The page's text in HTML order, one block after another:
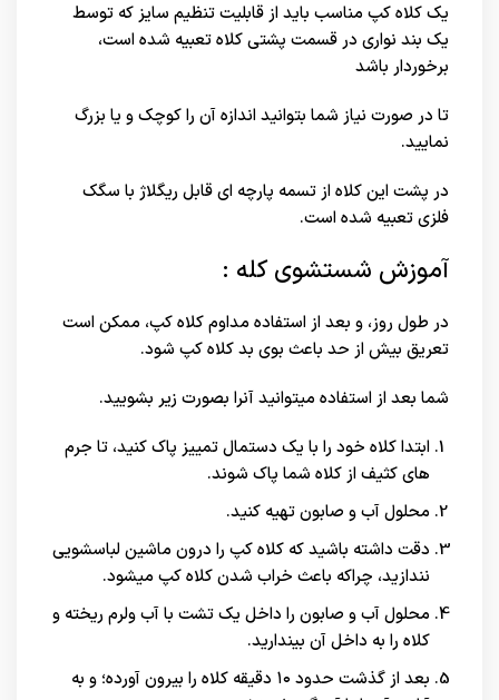
یک کلاه کپ مناسب باید از قابلیت تنظیم سایز که توسط
یک بند نواری در قسمت پشتی کلاه تعبیه شده است،
برخوردار باشد
تا در صورت نیاز شما بتوانید اندازه آن را کوچک و یا بزرگ
نمایید.
در پشت این کلاه از تسمه پارچه ای قابل ریگلاژ با سگک
فلزی تعبیه شده است.
آموزش شستشوی کله :
در طول روز، و بعد از استفاده مداوم کلاه کپ، ممکن است
تعریق بیش از حد باعث بوی بد کلاه کپ شود.
شما بعد از استفاده میتوانید آنرا بصورت زیر بشویید.
ابتدا کلاه خود را با یک دستمال تمییز پاک کنید، تا جرم
های کثیف از کلاه شما پاک شوند.
محلول آب و صابون تهیه کنید.
دقت داشته باشید که کلاه کپ را درون ماشین لباسشویی
نندازید، چراکه باعث خراب شدن کلاه کپ میشود.
محلول آب و صابون را داخل یک تشت با آب ولرم ریخته و
کلاه را به داخل آن بیندارید.
بعد از گذشت حدود ۱۰ دقیقه کلاه را بیرون آورده؛ و به